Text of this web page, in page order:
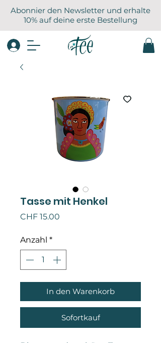
Abonnier den Newsletter und erhalte
10% auf deine erste Bestellung
Tasse mit Henkel
CHF 15.00
Anzahl *
In den Warenkorb
Sofortkauf